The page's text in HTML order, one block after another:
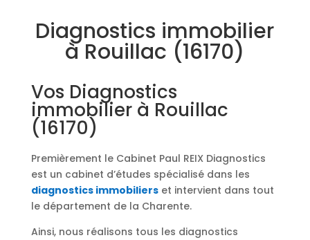
Diagnostics immobilier
à Rouillac (16170)
Vos Diagnostics
immobilier à Rouillac
(16170)
Premièrement le Cabinet Paul REIX Diagnostics
est un cabinet d’études spécialisé dans les
diagnostics immobilierset intervient dans tout
le département de la Charente.
Ainsi, nous réalisons tous les diagnostics